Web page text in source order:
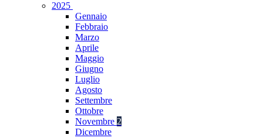
2025
Gennaio
Febbraio
Marzo
Aprile
Maggio
Giugno
Luglio
Agosto
Settembre
Ottobre
Novembre 2
Dicembre